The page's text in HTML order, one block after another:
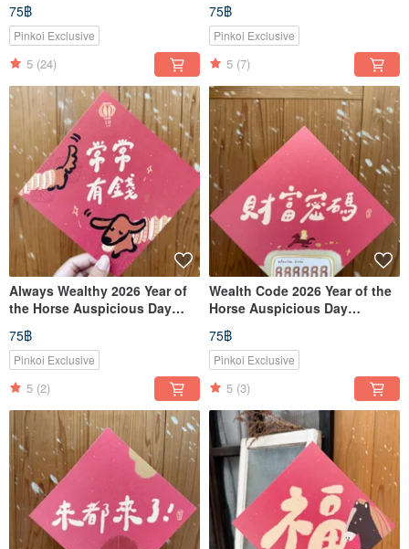
(Doufang) _ Also a Postcard
75฿
Pinkoi Exclusive
5 (24)
Postcard
75฿
Pinkoi Exclusive
5 (7)
Always Wealthy 2026 Year of
the Horse Auspicious Day
(Square) - Also a Postcard
75฿
Pinkoi Exclusive
5 (2)
Wealth Code 2026 Year of the
Horse Auspicious Day
Square - Also a Postcard
75฿
Pinkoi Exclusive
5 (3)